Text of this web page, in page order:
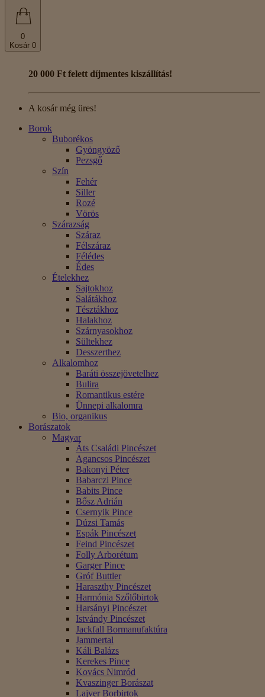
0
Kosár 0
20 000 Ft felett díjmentes kiszállítás!
A kosár még üres!
Borok
Buborékos
Gyöngyöző
Pezsgő
Szín
Fehér
Siller
Rozé
Vörös
Szárazság
Száraz
Félszáraz
Félédes
Édes
Ételekhez
Sajtokhoz
Salátákhoz
Tésztákhoz
Halakhoz
Szárnyasokhoz
Sültekhez
Desszerthez
Alkalomhoz
Baráti összejövetelhez
Bulira
Romantikus estére
Ünnepi alkalomra
Bio, organikus
Borászatok
Magyar
Áts Családi Pincészet
Agancsos Pincészet
Bakonyi Péter
Babarczi Pince
Babits Pince
Bősz Adrián
Csernyik Pince
Dúzsi Tamás
Espák Pincészet
Feind Pincészet
Folly Arborétum
Garger Pince
Gróf Buttler
Haraszthy Pincészet
Harmónia Szőlőbirtok
Harsányi Pincészet
Istvándy Pincészet
Jackfall Bormanufaktúra
Jammertal
Káli Balázs
Kerekes Pince
Kovács Nimród
Kvaszinger Borászat
Lajver Borbirtok